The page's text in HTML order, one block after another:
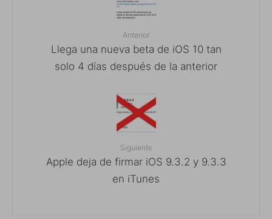
Anterior
Llega una nueva beta de iOS 10 tan
solo 4 días después de la anterior
Siguiente
Apple deja de firmar iOS 9.3.2 y 9.3.3
en iTunes